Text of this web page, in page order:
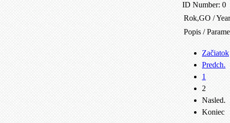
ID Number:0
Rok,GO / Year
Popis /
Začiatok
Predch.
1
2
Nasled.
Koniec